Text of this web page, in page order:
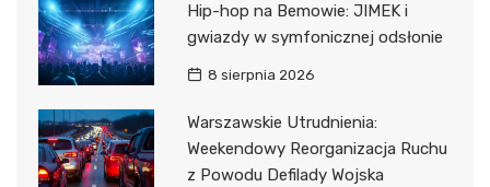
Hip-hop na Bemowie: JIMEK i
gwiazdy w symfonicznej odsłonie
8 sierpnia 2026
Warszawskie Utrudnienia:
Weekendowy Reorganizacja Ruchu
z Powodu Defilady Wojska